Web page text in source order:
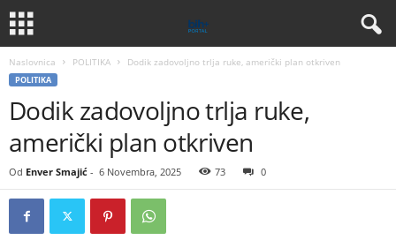
Naslovnica POLITIKA Dodik zadovoljno trlja ruke, američki plan otkriven
POLITIKA
Dodik zadovoljno trlja ruke,
američki plan otkriven
Od Enver Smajić - 6 Novembra, 2025 73 0